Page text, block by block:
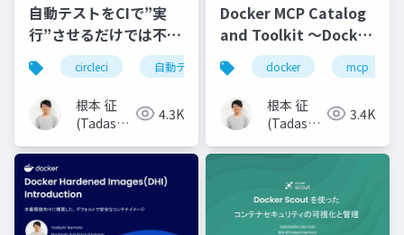
自動テストをCIで”実
行”させるだけでは不十
分な理由circleci 自動テスト cicd テスト自動化
根本 征
(Tadashi
4.3K
Docker MCP Catalog
and Toolkit 〜Docker
コンテナで実現する、
簡単・安全な MCP サー
バーの管理〜
docker mcp
根本 征
(Tadashi
3.4K